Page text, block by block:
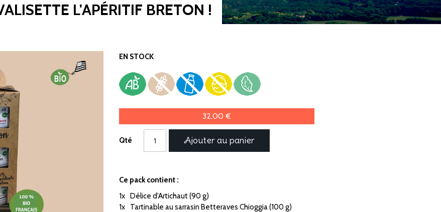
L'APÉRITIF BRETON !
EN STOCK
32,00 €
Qté Ajouter au panier
Ce pack contient :
1x Délice d'Artichaut (90 g)
1x
Tartinable au sarrasin Betteraves Chioggia (100 g)